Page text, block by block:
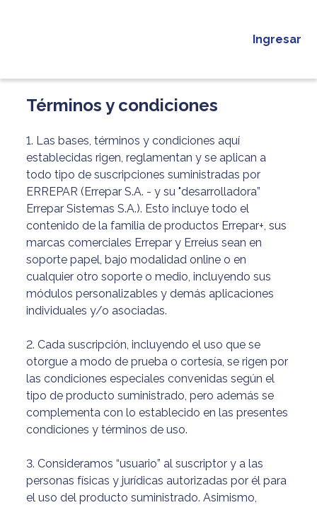
Ingresar
Términos y condiciones
1. Las bases, términos y condiciones aquí
establecidas rigen, reglamentan y se aplican a
todo tipo de suscripciones suministradas por
ERREPAR (Errepar S.A. - y su "desarrolladora”
Errepar Sistemas S.A.). Esto incluye todo el
contenido de la familia de productos Errepar+, sus
marcas comerciales Errepar y Erreius sean en
soporte papel, bajo modalidad online o en
cualquier otro soporte o medio, incluyendo sus
módulos personalizables y demás aplicaciones
individuales y/o asociadas.
2. Cada suscripción, incluyendo el uso que se
otorgue a modo de prueba o cortesía, se rigen por
las condiciones especiales convenidas según el
tipo de producto suministrado, pero además se
complementa con lo establecido en las presentes
condiciones y términos de uso.
3. Consideramos “usuario” al suscriptor y a las
personas físicas y jurídicas autorizadas por él para
el uso del producto suministrado. Asimismo,